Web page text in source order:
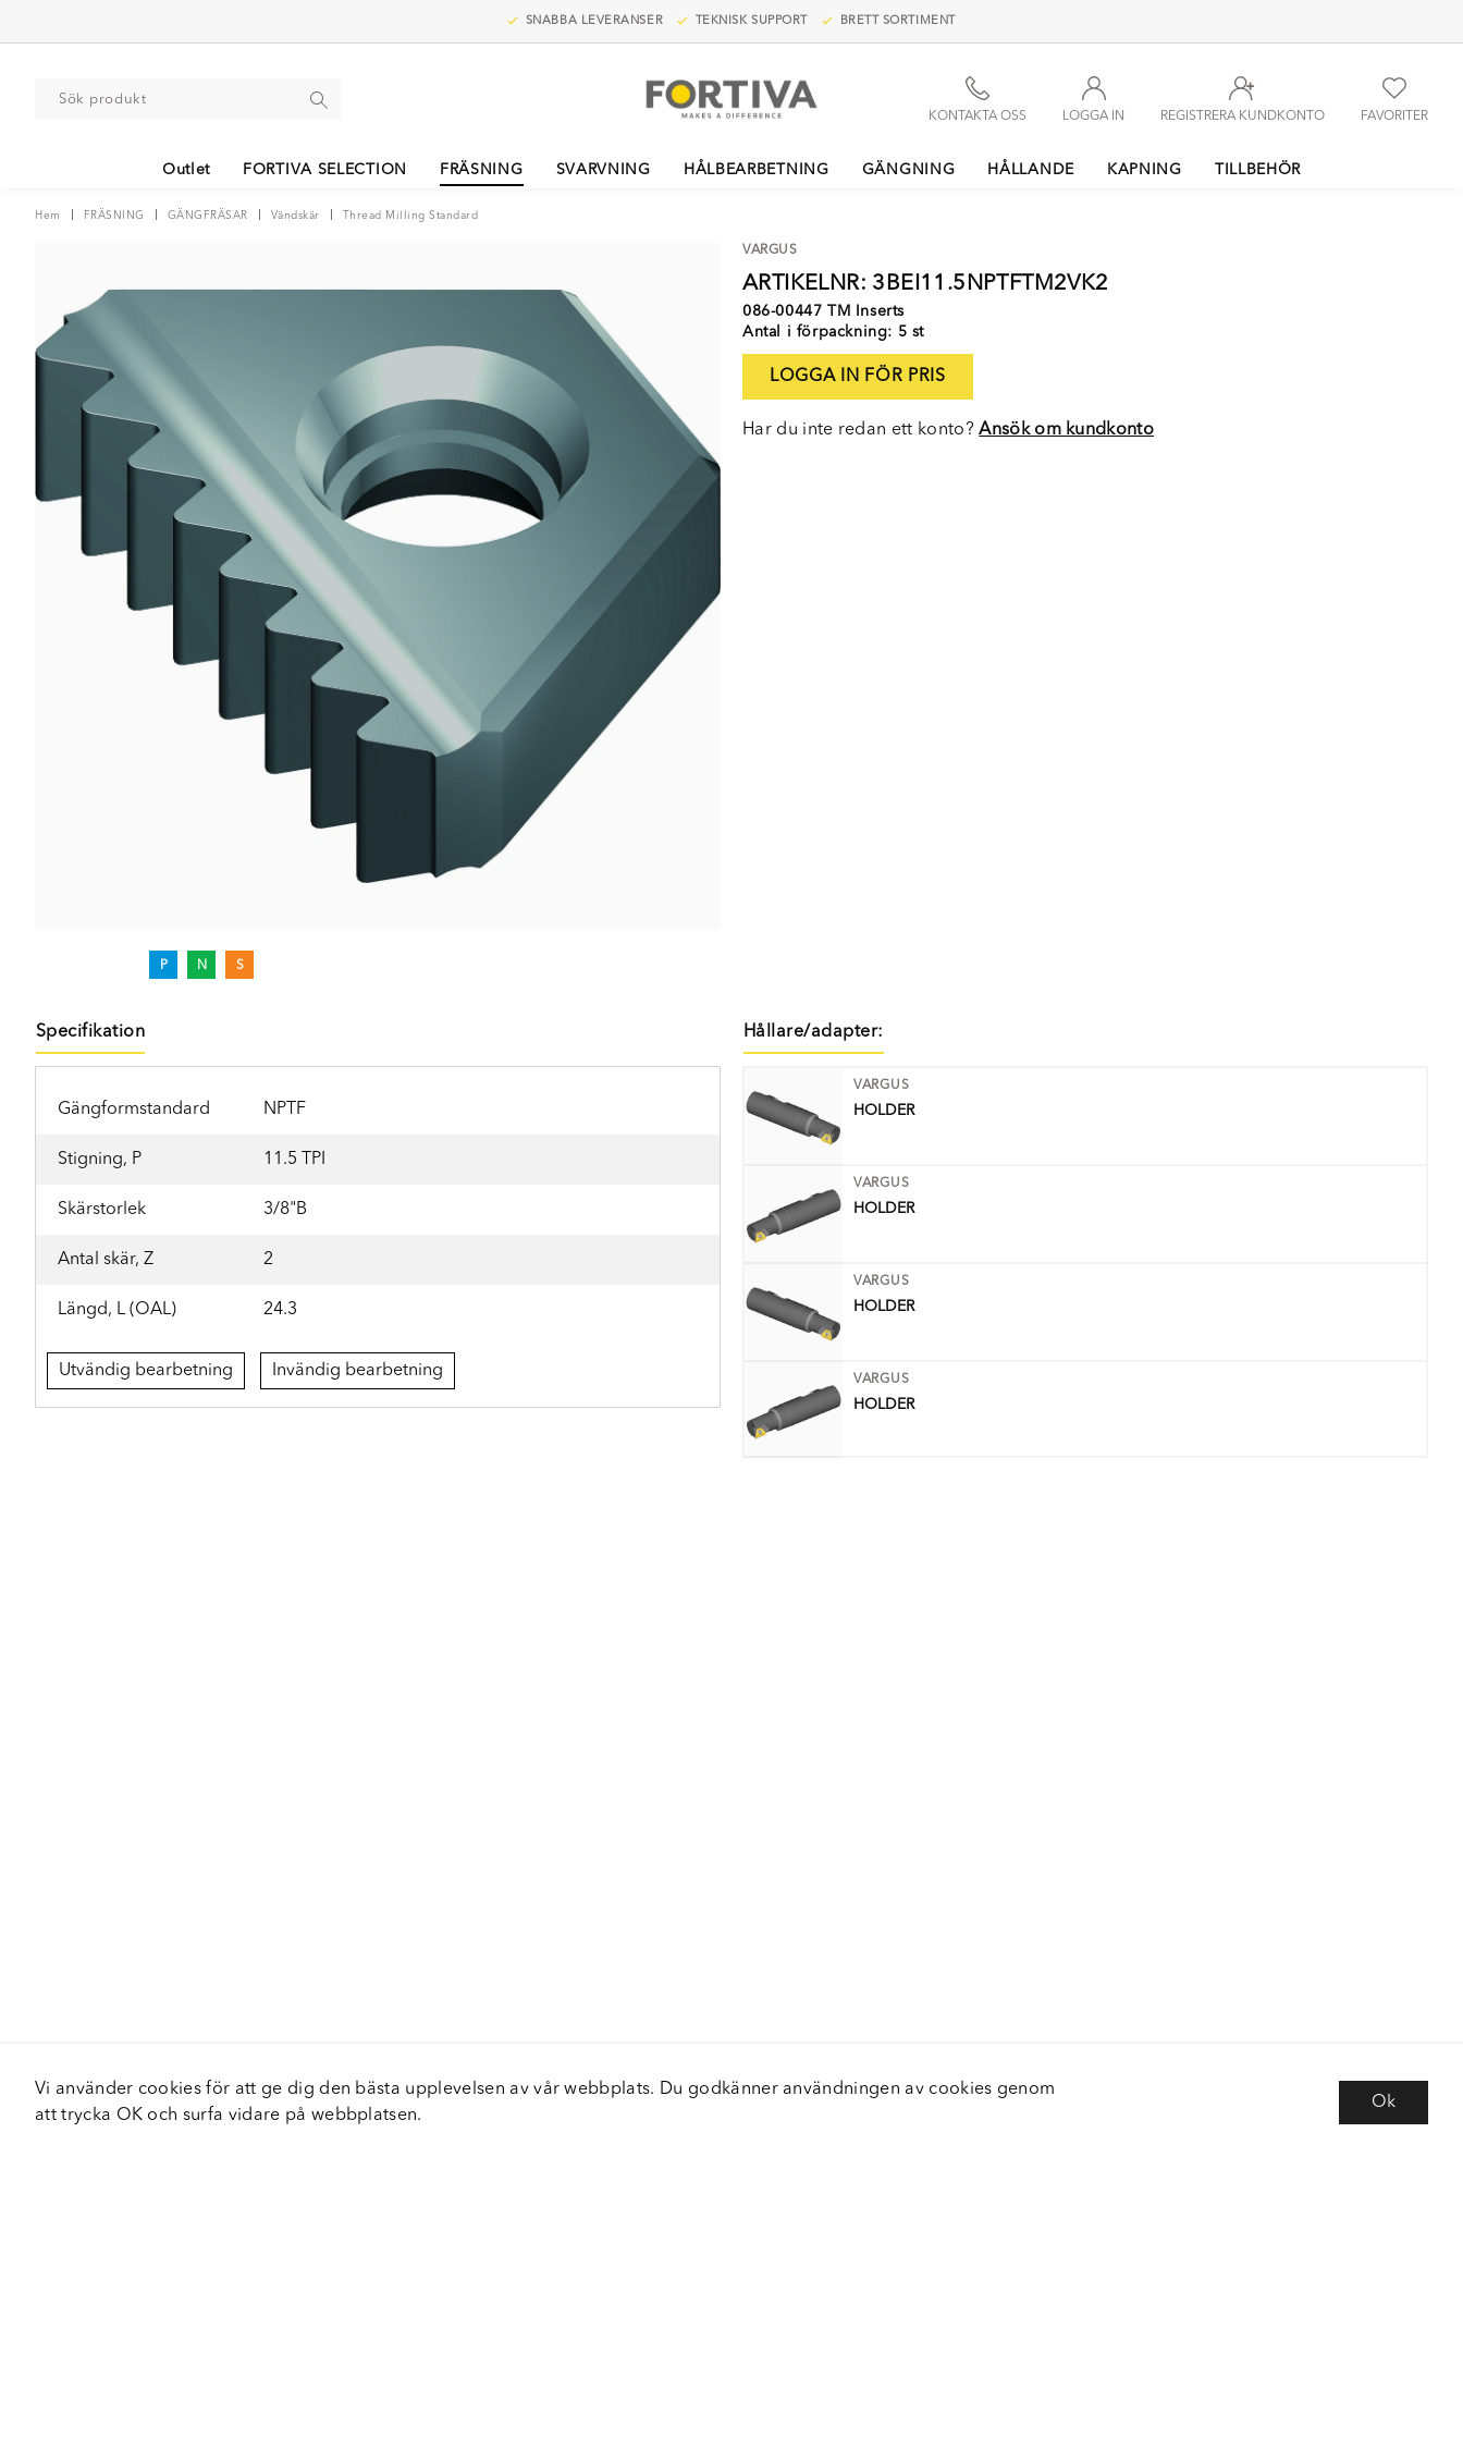
SNABBA LEVERANSER TEKNISK SUPPORT BRETT SORTIMENT
FAVORITER
REGISTRERA KUNDKONTO
LOGGA IN
KONTAKTA OSS
Outlet FORTIVA SELECTION FRÄSNING SVARVNING HÅLBEARBETNING GÄNGNING HÅLLANDE KAPNING TILLBEHÖR
Hem FRÄSNING GÄNGFRÄSAR Vändskär Thread Milling Standard
P N S
VARGUS
ARTIKELNR: 3BEI11.5NPTFTM2VK2
086-00447 TM Inserts
Antal i förpackning: 5 st
LOGGA IN FÖR PRIS
Har du inte redan ett konto?Ansök om kundkonto
Specifikation
Gängformstandard NPTF
Stigning, P 11.5 TPI
Skärstorlek 3/8"B
Antal skär, Z 2
Längd, L (OAL) 24.3
Utvändig bearbetning Invändig bearbetning
Hållare/adapter:
VARGUS
HOLDER
VARGUS
HOLDER
VARGUS
HOLDER
VARGUS
HOLDER
Vi använder cookies för att ge dig den bästa upplevelsen av vår webbplats. Du godkänner användningen av cookies genom
att trycka OK och surfa vidare på webbplatsen.
Ok